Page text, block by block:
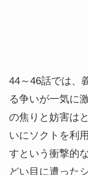
44～46話では、
る争いが一気に
の焦りと妨害は
いにソクトを利
すという衝撃的
どい目に遭った